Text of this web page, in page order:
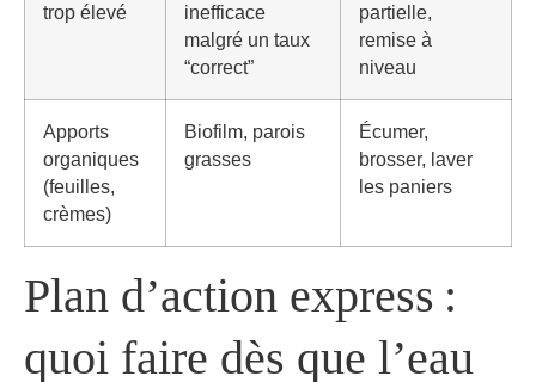
trop élevé
inefficace
malgré un taux
“correct”
partielle,
remise à
niveau
Apports
organiques
(feuilles,
crèmes)
Biofilm, parois
grasses
Écumer,
brosser, laver
les paniers
Plan d’action express :
quoi faire dès que l’eau